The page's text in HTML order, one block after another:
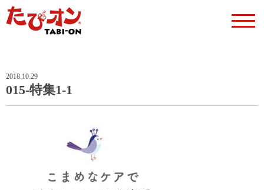
2018.10.29
015-特集1-1